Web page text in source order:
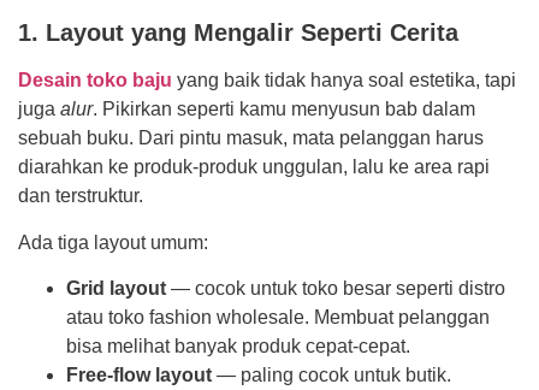
1. Layout yang Mengalir Seperti Cerita
Desain toko baju yang baik tidak hanya soal estetika, tapi
juga alur. Pikirkan seperti kamu menyusun bab dalam
sebuah buku. Dari pintu masuk, mata pelanggan harus
diarahkan ke produk-produk unggulan, lalu ke area rapi
dan terstruktur.
Ada tiga layout umum:
Grid layout — cocok untuk toko besar seperti distro
atau toko fashion wholesale. Membuat pelanggan
bisa melihat banyak produk cepat-cepat.
Free-flow layout — paling cocok untuk butik.